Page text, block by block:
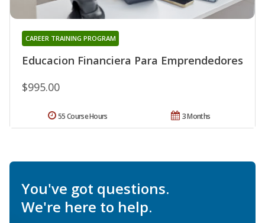
Educacion Financiera Para Emprendedores
CAREER TRAINING PROGRAM
$995.00
3 Months
55 Course Hours
You've got questions.
We're here to help.